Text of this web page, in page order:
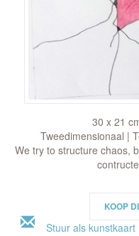
30 x 21
Tweedimensionaal |
We try to structure chaos,
KOOP
Stuur als kunstkaart